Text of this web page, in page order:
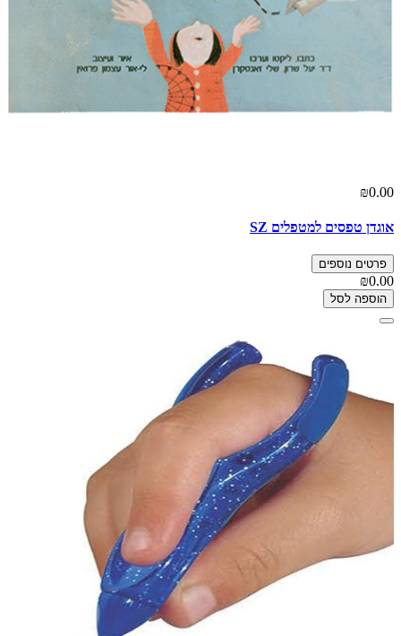
₪0.00
אוגדן טפסים למטפלים SZ
פרטים נוספים
₪0.00
הוספה לסל